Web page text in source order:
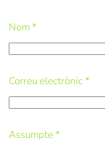
Nom *
Correu electrònic*
Assumpte*